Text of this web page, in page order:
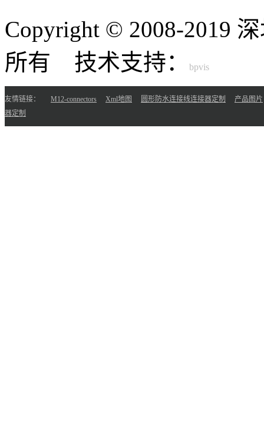
Copyright © 2008-2019
所有 技术支持：
友情链接： M12-connectors Xml地图 圆形防水连接线连接器定制
产品图片
器定制